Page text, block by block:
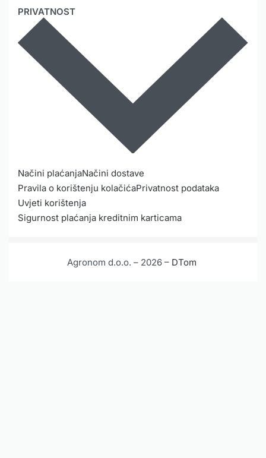
PRIVATNOST
Načini plaćanjaNačini dostave
Pravila o korištenju kolačićaPrivatnost podataka
Uvjeti korištenja
Sigurnost plaćanja kreditnim karticama
Agronom d.o.o. – 2026 – DTom